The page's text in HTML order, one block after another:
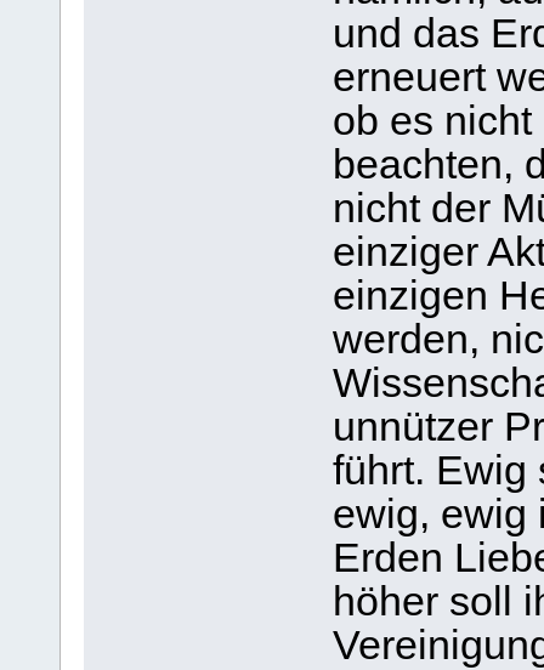
und das
erneuert
ob es
beachten,
nicht der
einziger
einzigen
werden,
unnützer
führt. Ewig
ewig, ewig
Erden
höher soll